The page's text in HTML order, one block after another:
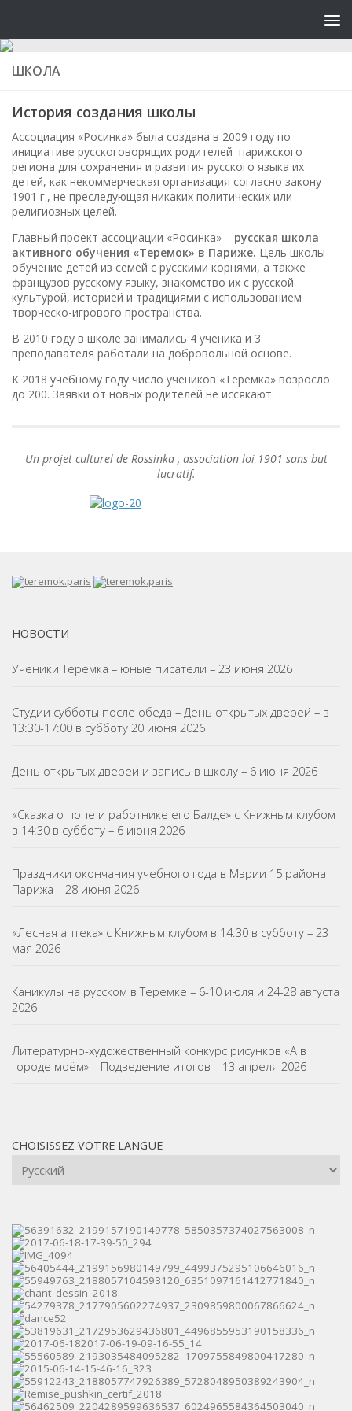
ШКОЛА
История создания школы
Ассоциация «Росинка» была создана в 2009 году по
инициативе русскоговорящих родителей парижского
региона для сохранения и развития русского языка их
детей, как некоммерческая организация согласно закону
1901 г., не преследующая никаких политических или
религиозных целей.
Главный проект ассоциации «Росинка» – русская школа
активного обучения «Теремок» в Париже. Цель школы –
обучение детей из семей с русскими корнями, а также
французов русскому языку, знакомство их с русской
культурой, историей и традициями с использованием
творческо-игрового пространства.
В 2010 году в школе занимались 4 ученикa и 3
преподавателя работали на добровольной основе.
К 2018 учебному году число учеников «Теремка» возросло
до 200. Заявки от новых родителей не иссякают.
Un projet culturel de Rossinka , association loi 1901 sans but
lucratif.
НОВОСТИ
Ученики Теремка – юные писатели – 23 июня 2026
Студии субботы после обеда – День открытых дверей – в
13:30-17:00 в субботу 20 июня 2026
День открытых дверей и запись в школу – 6 июня 2026
«Сказка о попе и работнике его Балде» с Книжным клубом
в 14:30 в субботу – 6 июня 2026
Праздники окончания учебного года в Мэрии 15 района
Парижа – 28 июня 2026
«Лесная аптека» с Книжным клубом в 14:30 в субботу – 23
мая 2026
Каникулы на русском в Теремке – 6-10 июля и 24-28 августа
2026
Литературно-художественный конкурс рисунков «А в
городе моём» – Подведение итогов – 13 апреля 2026
CHOISISSEZ VOTRE LANGUE